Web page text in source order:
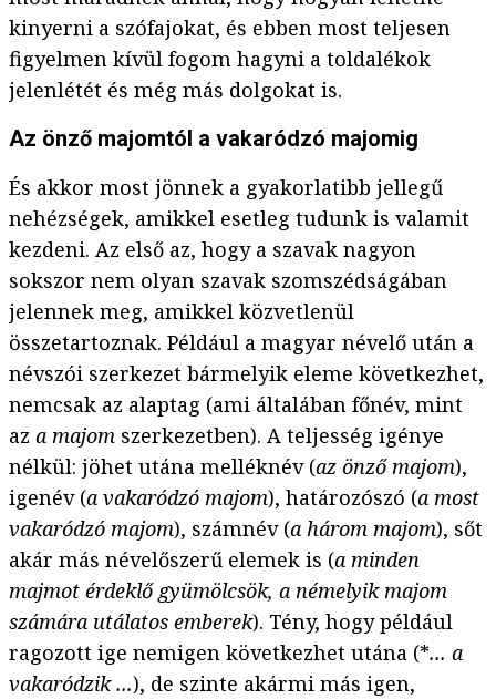
kinyerni a szófajokat, és ebben most teljesen
figyelmen kívül fogom hagyni a toldalékok
jelenlétét és még más dolgokat is.
Az önző majomtól a vakaródzó majomig
És akkor most jönnek a gyakorlatibb jellegű
nehézségek, amikkel esetleg tudunk is valamit
kezdeni. Az első az, hogy a szavak nagyon
sokszor nem olyan szavak szomszédságában
jelennek meg, amikkel közvetlenül
összetartoznak. Például a magyar névelő után a
névszói szerkezet bármelyik eleme következhet,
nemcsak az alaptag (ami általában főnév, mint
az a majom szerkezetben). A teljesség igénye
nélkül: jöhet utána melléknév (az önző majom),
igenév (a vakaródzó majom), határozószó (a most
vakaródzó majom), számnév (a három majom), sőt
akár más névelőszerű elemek is (a minden
majmot érdeklő gyümölcsök, a némelyik majom
számára utálatos emberek). Tény, hogy például
ragozott ige nemigen következhet utána (*... a
vakaródzik ...), de szinte akármi más igen,